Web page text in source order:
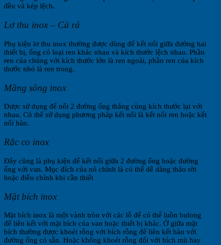
đều và kép lệch.
Lơ thu inox – Cà rá
Phụ kiện lơ thu inox thường được dùng để kết nối giữa đường hai
thiết bị, ống có loại ren khác nhau và kích thước lệch nhau. Phần
ren của chúng với kích thước lớn là ren ngoài, phần ren của kích
thước nhỏ là ren trong.
Măng sông inox
Được sử dụng để nối 2 đường ống thẳng cùng kích thước lại với
nhau. Có thể sử dụng phương pháp kết nối là kết nối ren hoặc kết
nối hàn.
Rắc co inox
Đây cũng là phụ kiện để kết nối giữa 2 đường ống hoặc đường
ống với van. Mục đích của nó chính là có thể dễ dàng tháo rời
hoặc điều chỉnh khi cần thiết
Mặt bích inox
Mặt bích inox là một vành tròn với các lỗ để có thể luồn bulong
để liên kết với mặt bích của van hoặc thiết bị khác. Ở giữa mặt
bích thường được khoét rỗng với bích rỗng để liên kết hàn với
đường ống có sẵn. Hoặc không khoét rỗng đối với bích mù hay